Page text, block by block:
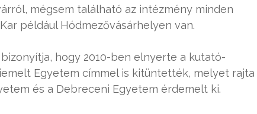
mégsem található az intézmény minden
például Hódmezővásárhelyen van.
hogy 2010-ben elnyerte a kutató-
Egyetem címmel is kitüntették, melyet rajta
és a Debreceni Egyetem érdemelt ki.